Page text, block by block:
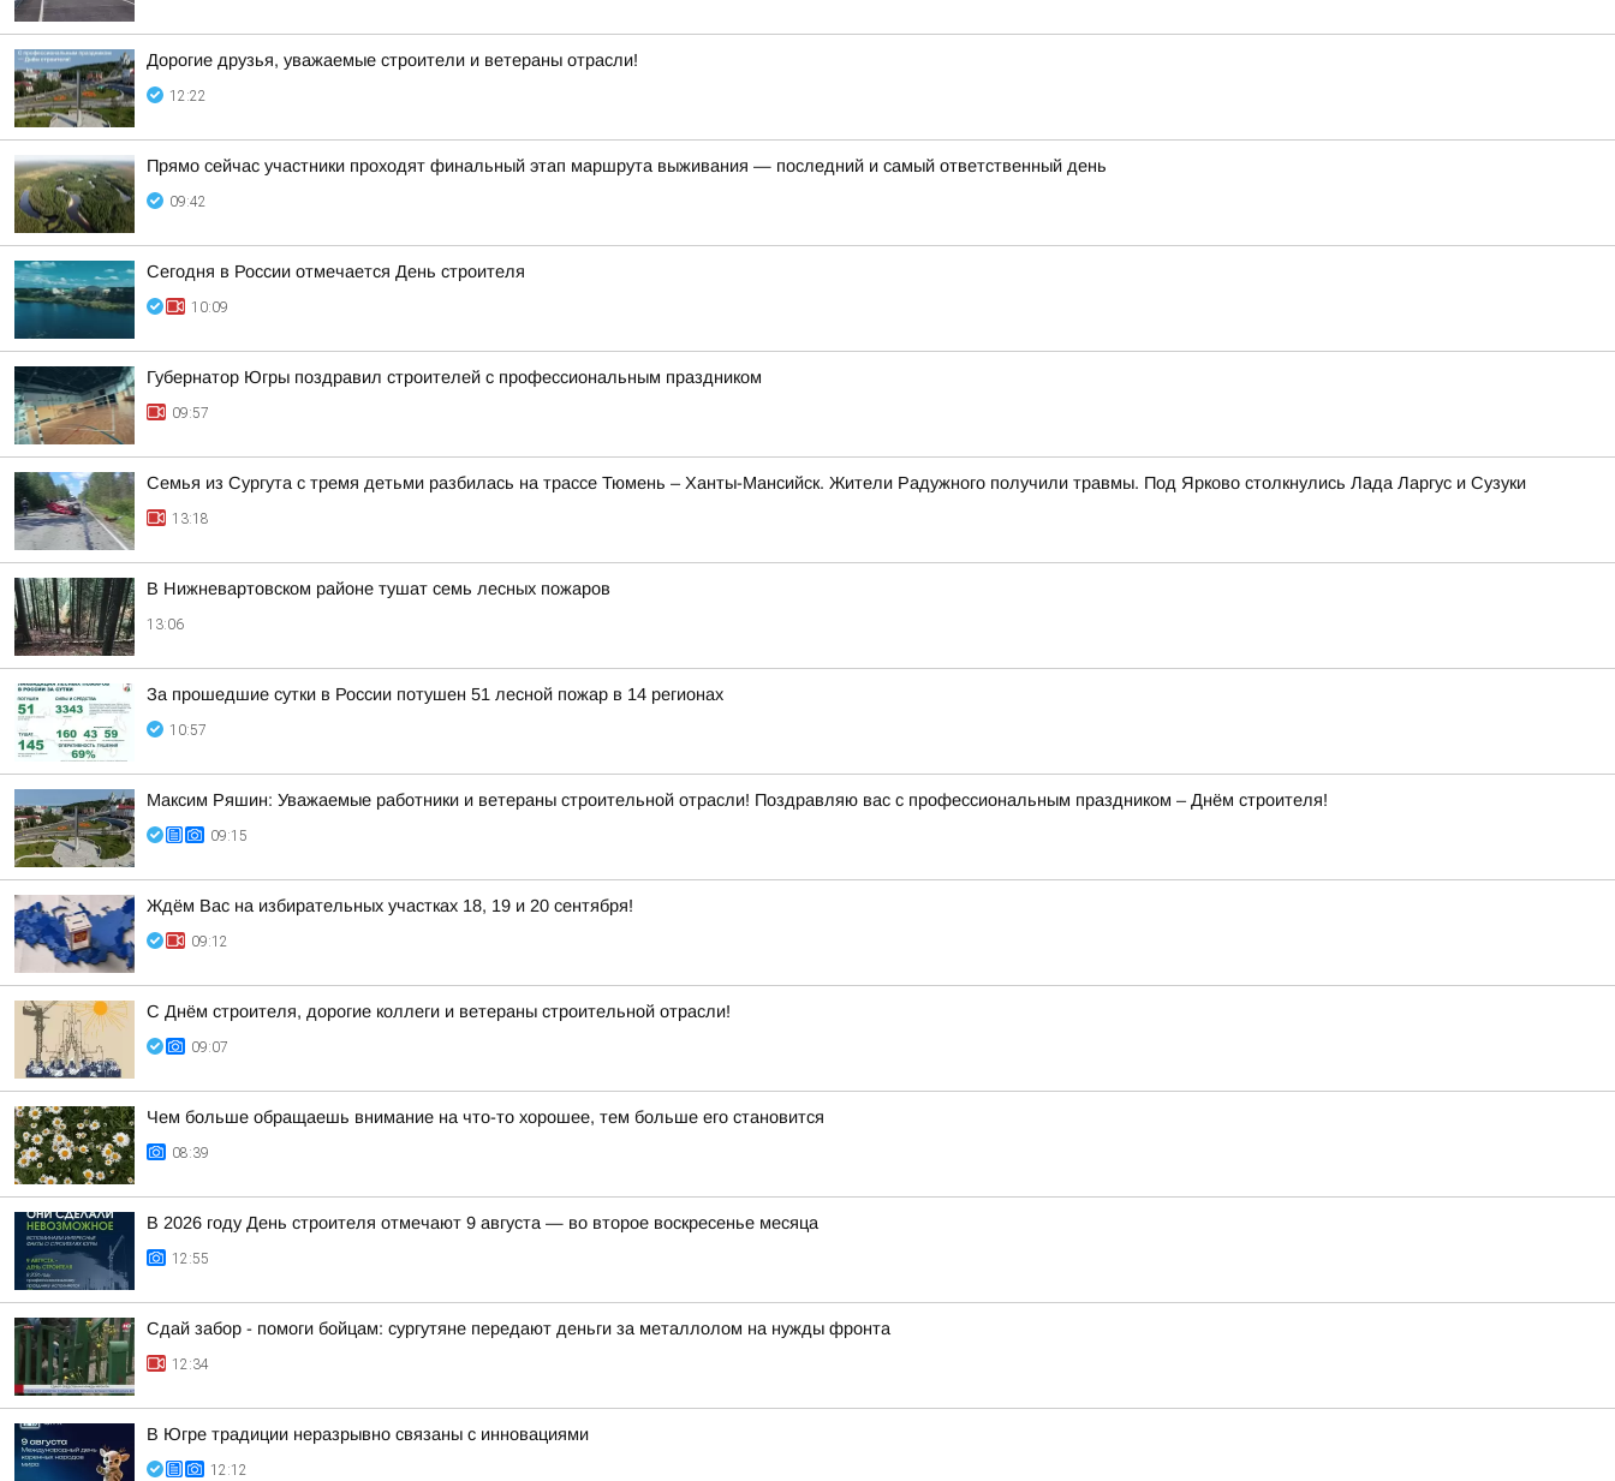
Дорогие друзья, уважаемые строители и ветераны отрасли!
12:22
Прямо сейчас участники проходят финальный этап маршрута выживания — последний и самый ответственный день
09:42
Сегодня в России отмечается День строителя
10:09
Губернатор Югры поздравил строителей с профессиональным праздником
09:57
Семья из Сургута с тремя детьми разбилась на трассе Тюмень – Ханты-Мансийск. Жители Радужного получили травмы. Под Ярково столкнулись Лада Ларгус и Сузуки
13:18
В Нижневартовском районе тушат семь лесных пожаров
13:06
За прошедшие сутки в России потушен 51 лесной пожар в 14 регионах
10:57
Максим Ряшин: Уважаемые работники и ветераны строительной отрасли! Поздравляю вас с профессиональным праздником – Днём строителя!
09:15
Ждём Вас на избирательных участках 18, 19 и 20 сентября!
09:12
С Днём строителя, дорогие коллеги и ветераны строительной отрасли!
09:07
Чем больше обращаешь внимание на что-то хорошее, тем больше его становится
08:39
В 2026 году День строителя отмечают 9 августа — во второе воскресенье месяца
12:55
Сдай забор - помоги бойцам: сургутяне передают деньги за металлолом на нужды фронта
12:34
В Югре традиции неразрывно связаны с инновациями
12:12